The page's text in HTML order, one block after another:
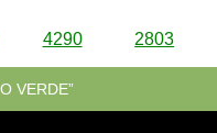
4290 2803
VERDE”